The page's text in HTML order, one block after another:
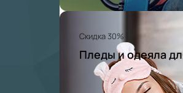
Скидка 30%
Пледы и одеяла